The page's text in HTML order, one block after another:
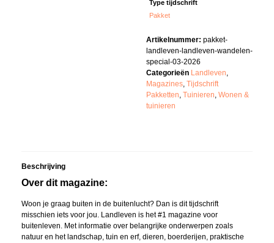
Type tijdschrift
Pakket
Artikelnummer: pakket-
landleven-landleven-wandelen-
special-03-2026
Categorieën Landleven,
Magazines, Tijdschrift
Pakketten, Tuinieren, Wonen &
tuinieren
Beschrijving
Over dit magazine:
Woon je graag buiten in de buitenlucht? Dan is dit tijdschrift
misschien iets voor jou. Landleven is het #1 magazine voor
buitenleven. Met informatie over belangrijke onderwerpen zoals
natuur en het landschap, tuin en erf, dieren, boerderijen, praktische